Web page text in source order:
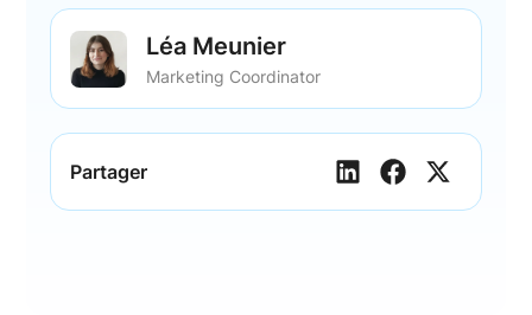
Léa Meunier
Marketing Coordinator
Partager